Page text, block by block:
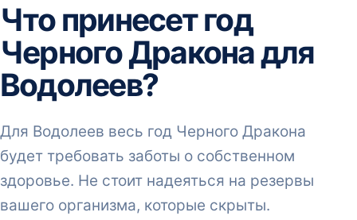
Что принесет год
Черного Дракона для
Водолеев?
Для Водолеев весь год Черного Дракона
будет требовать заботы о собственном
здоровье. Не стоит надеяться на резервы
вашего организма, которые скрыты.